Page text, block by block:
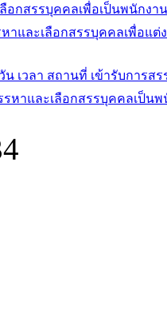
อกสรรบุคคลเพื่อเป็นพนักงา
าและเลือกสรรบุคคลเพื่อแ
เวลา สถานที่ เข้ารับการส
หาและเลือกสรรบุคคลเป็น